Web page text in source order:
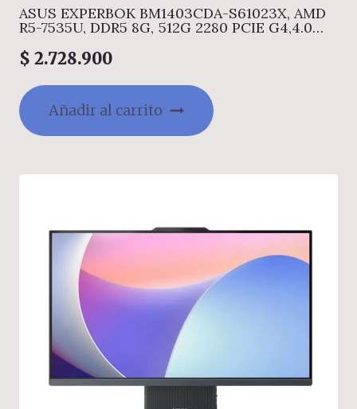
ASUS EXPERBOK BM1403CDA-S61023X, AMD
R5-7535U, DDR5 8G, 512G 2280 PCIE G4,4.0
$ 2.728.900
Añadir al carrito